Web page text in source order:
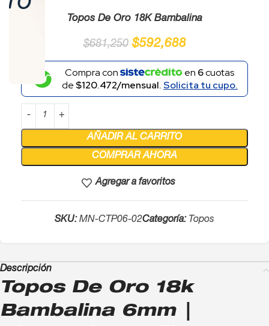
Topos De Oro 18K Bambalina
$681,250 $592,688
Compra con en 6cuotas
de $120.472/mensual.Solicita tu cupo.
AÑADIR AL CARRITO
COMPRAR AHORA
Agregar a favoritos
SKU:MN-CTP06-02Categoría: Topos
Descripción
Topos De Oro 18k
Bambalina 6mm |